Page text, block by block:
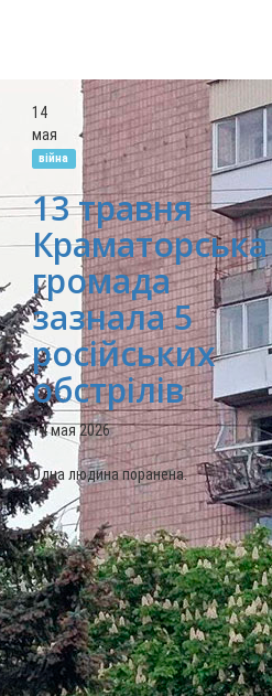
14
мая
війна
13 травня
Краматорська
громада
зазнала 5
російських
обстрілів
14 мая 2026
Одна людина поранена.